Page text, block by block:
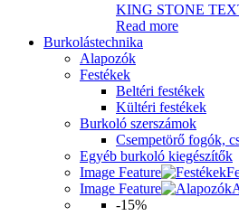
KING STONE
Read more
Burkolástechnika
Alapozók
Festékek
Beltéri festékek
Kültéri festékek
Burkoló szerszámok
Csempetörő fogók,
Egyéb burkoló kiegészítők
Image Feature
Image Feature
-15%